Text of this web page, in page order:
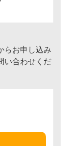
らお申し込み
い合わせくだ